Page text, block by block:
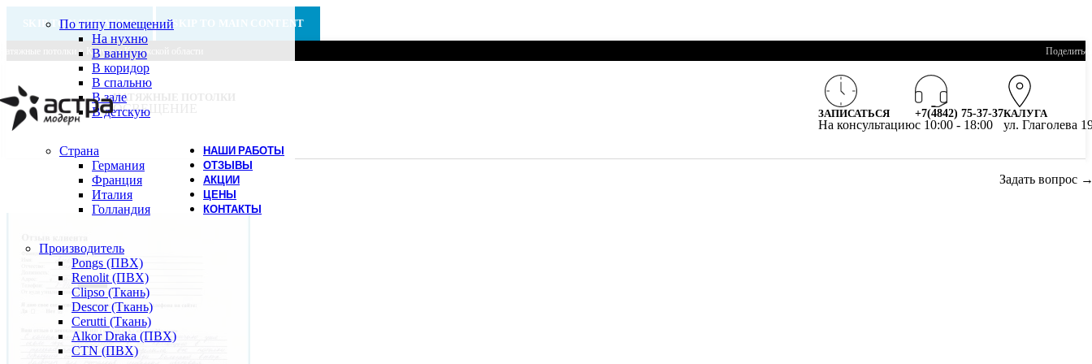
SKIP TO NAVIGATION SKIP TO MAIN CONTENT
потолки в Калуге и Калужской области
НАТЯЖНЫЕ ПОТОЛКИ
ОСВЕЩЕНИЕ ЗАПИСАТЬСЯ
На консультацию
+7(4842) 75-37-37
c 10:00 - 18:00
КАЛУГА
ул. Глаголева
По типу помещений
На нухню
В ванную
В коридор
В спальню
В зале
В детскую
Страна
Германия
Франция
Италия
Голландия
Производитель
Pongs (ПВХ)
Renolit (ПВХ)
Clipso (Ткань)
Descor (Ткань)
Cerutti (Ткань)
Alkor Draka (ПВХ)
CTN (ПВХ)
НАШИ РАБОТЫ
ОТЗЫВЫ
АКЦИИ
ЦЕНЫ
КОНТАКТЫ
Задать вопрос